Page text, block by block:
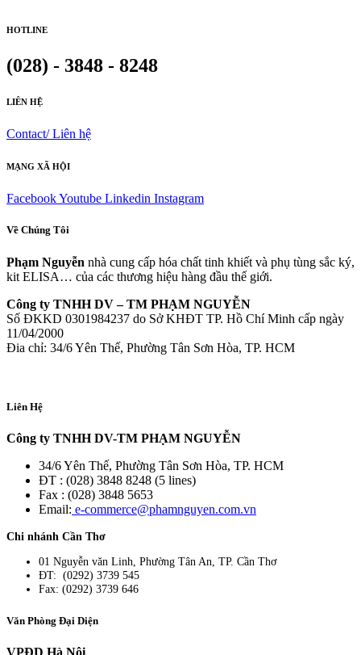
HOTLINE
(028) - 3848 - 8248
LIÊN HỆ
Contact/ Liên hệ
MẠNG XÃ HỘI
FacebookYoutube Linkedin Instagram
Về Chúng Tôi
Phạm Nguyễn nhà cung cấp hóa chất tinh khiết và phụ tùng sắc ký,
kit ELISA… của các thương hiệu hàng đầu thế giới.
Công ty TNHH DV – TM PHẠM NGUYỄN
Số ĐKKD 0301984237 do Sở KHĐT TP. Hồ Chí Minh cấp ngày
11/04/2000
Đia chỉ: 34/6 Yên Thế, Phường Tân Sơn Hòa, TP. HCM
Liên Hệ
Công ty TNHH DV-TM PHẠM NGUYỄN
34/6 Yên Thế, Phường Tân Sơn Hòa, TP. HCM
ĐT : (028) 3848 8248 (5 lines)
Fax : (028) 3848 5653
Email: e-commerce@phamnguyen.com.vn
Chi nhánh Cần Thơ
01 Nguyễn văn Linh, Phường Tân An, TP. Cần Thơ
ĐT: (0292) 3739 545
Fax: (0292) 3739 646
Văn Phòng Đại Diện
VPĐD Hà Nội